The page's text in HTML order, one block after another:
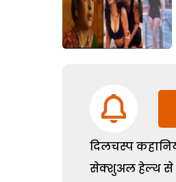
दिलचस्प
सेक्शुअल हेल्थ से